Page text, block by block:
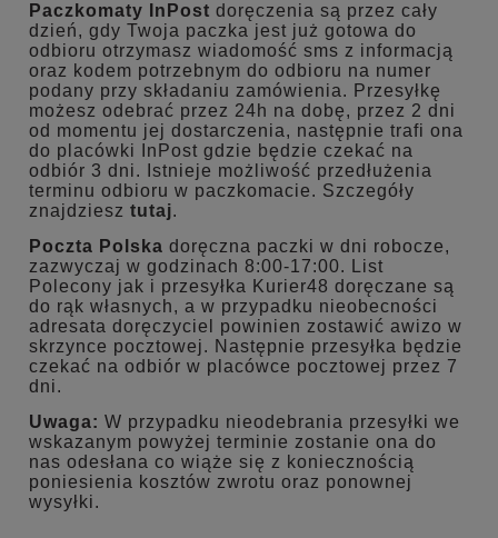
Paczkomaty InPost doręczenia są przez cały
dzień, gdy Twoja paczka jest już gotowa do
odbioru otrzymasz wiadomość sms z informacją
oraz kodem potrzebnym do odbioru na numer
podany przy składaniu zamówienia. Przesyłkę
możesz odebrać przez 24h na dobę, przez 2 dni
od momentu jej dostarczenia, następnie trafi ona
do placówki InPost gdzie będzie czekać na
odbiór 3 dni. Istnieje możliwość przedłużenia
terminu odbioru w paczkomacie. Szczegóły
znajdziesz tutaj.
Poczta Polska doręczna paczki w dni robocze,
zazwyczaj w godzinach 8:00-17:00. List
Polecony jak i przesyłka Kurier48 doręczane są
do rąk własnych, a w przypadku nieobecności
adresata doręczyciel powinien zostawić awizo w
skrzynce pocztowej. Następnie przesyłka będzie
czekać na odbiór w placówce pocztowej przez 7
dni.
Uwaga: W przypadku nieodebrania przesyłki we
wskazanym powyżej terminie zostanie ona do
nas odesłana co wiąże się z koniecznością
poniesienia kosztów zwrotu oraz ponownej
wysyłki.